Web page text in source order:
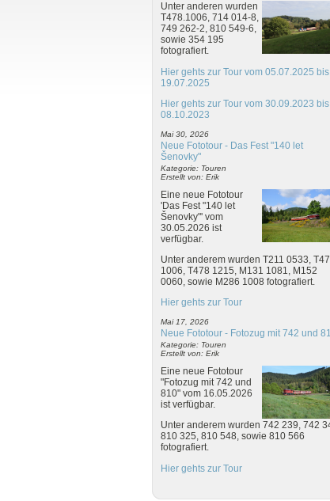
Unter anderen wurden
T478.1006, 714 014-8,
749 262-2, 810 549-6,
sowie 354 195
fotografiert.
Hier gehts zur Tour vom 05.07.2025 bis
19.07.2025
Hier gehts zur Tour vom 30.09.2023 bis
08.10.2023
Mai 30, 2026
Neue Fototour - Das Fest "140 let
Šenovky"
Kategorie: Touren
Erstellt von: Erik
Eine neue Fototour
'Das Fest "140 let
Šenovky"' vom
30.05.2026 ist
verfügbar.
Unter anderem wurden T211 0533,
1006, T478 1215, M131 1081, M152
0060, sowie M286 1008 fotografiert.
Hier gehts zur Tour
Mai 17, 2026
Neue Fototour - Fotozug mit 742 und
Kategorie: Touren
Erstellt von: Erik
Eine neue Fototour
"Fotozug mit 742 und
810" vom 16.05.2026
ist verfügbar.
Unter anderem wurden 742 239, 742
810 325, 810 548, sowie 810 566
fotografiert.
Hier gehts zur Tour